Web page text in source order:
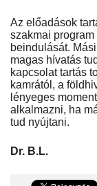
Az előadások
szakmai
beindulását.
magas hívatás
kapcsolat tartás
kamrától, a
lényeges
alkalmazni, ha
tud nyújtani.
Dr. B.L.